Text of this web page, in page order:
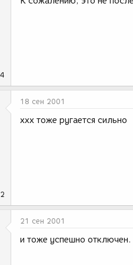
18 сен 2001
xxx тоже ругается сильно
21 сен 2001
и тоже успешно отключен.